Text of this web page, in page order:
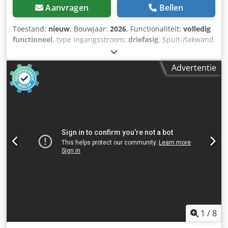
Aanvragen Bellen
Toestand: nieuw, Bouwjaar: 2026, Functionaliteit: volledig
functioneel, type ingangsstroom: driefasig, Spuit-/lakwand
De professionele spuit-/lakwand Reinox 300×185 is
ontworpen voor deel-lak- en spuitwerkzaamheden in
productieomgevingen waar gecontroleerde filtratie en
veiligheidsmaatregelen noodzakelijk zijn in
explosiegevaarlijke zones (ATEX). Dankzij krachtige
klanten). Wij zijn de fabrikant. !! Technische gegevens: -
Ventilator gecertificeerd voor ATEX zone 22 -
Afzuigoppervlak: 3.000 × 1.400 mm Dcsdpjia Ta Hefx Aflek -
frequentieomvormer – traploze vermogensregeling via
potentiometer op bedieningspaneel - Filtratie: drievoudig
Advertentie
1 /8